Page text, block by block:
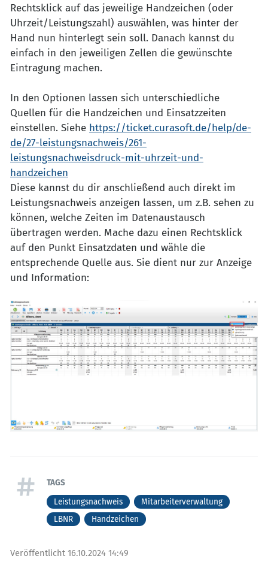
Rechtsklick auf das jeweilige Handzeichen (oder
Uhrzeit/Leistungszahl) auswählen, was hinter der
Hand nun hinterlegt sein soll. Danach kannst du
einfach in den jeweiligen Zellen die gewünschte
Eintragung machen.
In den Optionen lassen sich unterschiedliche
Quellen für die Handzeichen und Einsatzzeiten
einstellen. Siehe https://ticket.curasoft.de/help/de-
de/27-leistungsnachweis/261-
leistungsnachweisdruck-mit-uhrzeit-und-
handzeichen
Diese kannst du dir anschließend auch direkt im
Leistungsnachweis anzeigen lassen, um z.B. sehen zu
können, welche Zeiten im Datenaustausch
übertragen werden. Mache dazu einen Rechtsklick
auf den Punkt Einsatzdaten und wähle die
entsprechende Quelle aus. Sie dient nur zur Anzeige
und Information:
TAGS
Leistungsnachweis
Mitarbeiterverwaltung
LBNR
Handzeichen
Veröffentlicht 16.10.2024 14:49